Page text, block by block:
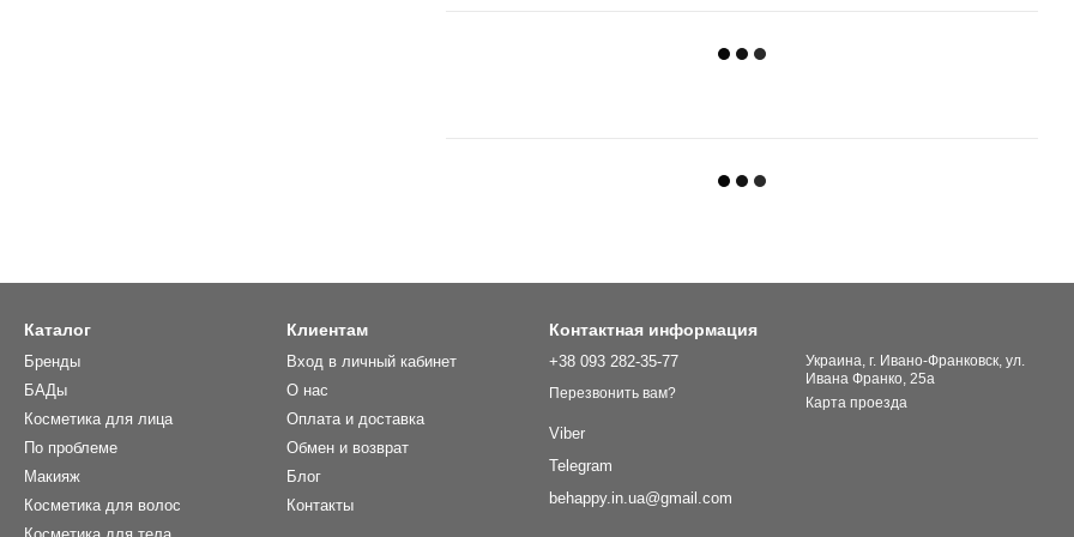
Каталог
Бренды
БАДы
Косметика для лица
По проблеме
Макияж
Косметика для волос
Клиентам
Вход в личный кабинет
О нас
Оплата и доставка
Обмен и возврат
Блог
Контакты
Контактная информация
+38 093 282-35-77
Перезвонить вам?
Viber
Telegram
behappy.in.ua@gmail.com
Украина, г. Ивано-Франковск, ул.
Ивана Франко, 25а
Карта проезда